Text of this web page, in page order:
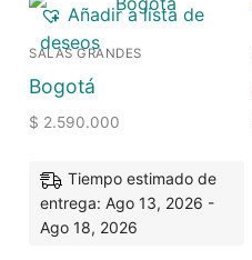
Añadir a lista de
deseos
SALAS GRANDES
Bogotá
$ 2.590.000
Tiempo estimado de
entrega: Ago 13, 2026 -
Ago 18, 2026